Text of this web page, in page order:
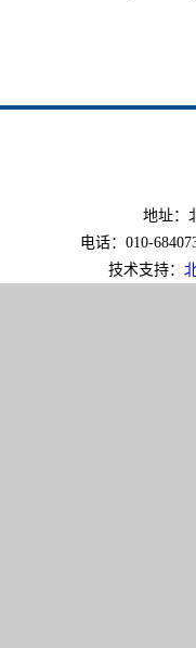
地址：
电话：010-
技术支持：